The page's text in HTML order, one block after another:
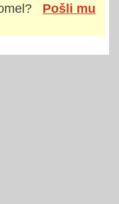
?
Pošli mu